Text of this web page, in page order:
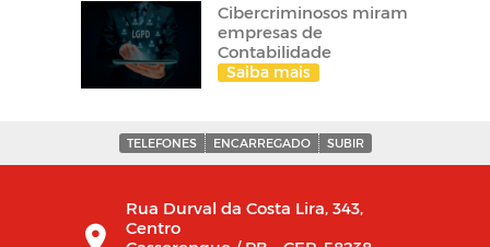
Cibercriminosos miram
empresas de
Contabilidade
Saiba mais
TELEFONES ENCARREGADO SUBIR
Rua Durval da Costa Lira, 343,
Centro